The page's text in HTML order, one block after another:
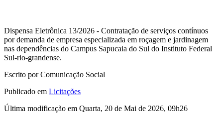
Dispensa Eletrônica 13/2026 - Contratação de serviços contínuos
por demanda de empresa especializada em roçagem e jardinagem
nas dependências do Campus Sapucaia do Sul do Instituto Federal
Sul-rio-grandense.
Escrito por Comunicação Social
Publicado em Licitações
Última modificação em Quarta, 20 de Mai de 2026, 09h26